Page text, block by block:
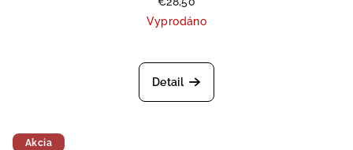
Vyprodáno
Detail
Akcia